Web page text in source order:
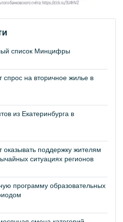
список Минцифры
на вторичное жилье в
из Екатеринбурга в
поддержку жителям
ситуациях регионов
программу образовательных